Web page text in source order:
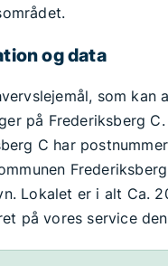
og data
som kan
på Frederiksberg C.
C har
Lokalet er i alt Ca.
på vores service